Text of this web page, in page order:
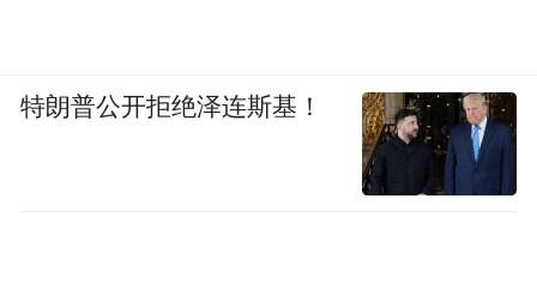
特朗普公开拒绝泽连斯基！